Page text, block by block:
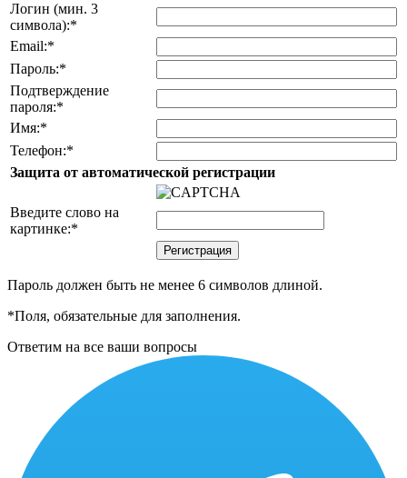
Логин (мин. 3
символа):*
Email:*
Пароль:*
Подтверждение
пароля:*
Имя:*
Телефон:*
Защита от автоматической регистрации
Введите слово на
картинке:*
Пароль должен быть не менее 6 символов длиной.
*Поля, обязательные для заполнения.
Ответим на все ваши вопросы